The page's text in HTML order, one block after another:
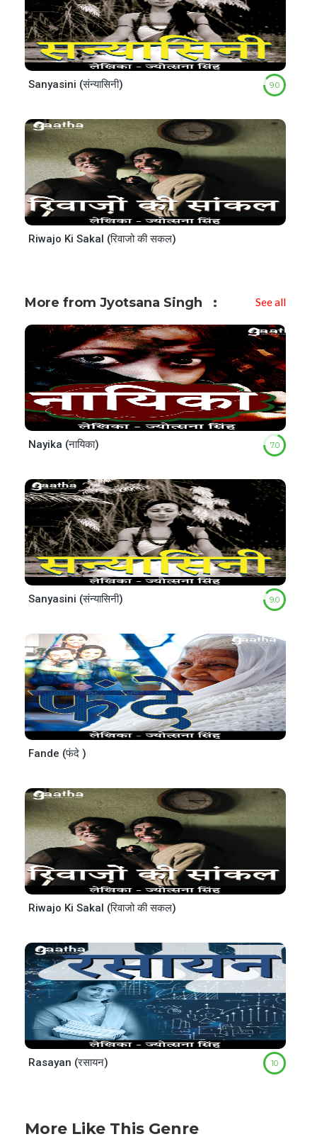
Sanyasini (संन्यासिनी) 9.0
Riwajo Ki Sakal (रिवाजो की सकल)
More from Jyotsana Singh See all
Nayika (नायिका) 7.0
Sanyasini (संन्यासिनी) 9.0
Fande (फंदे )
Riwajo Ki Sakal (रिवाजो की सकल)
Rasayan (रसायन) 10
More Like This Genre